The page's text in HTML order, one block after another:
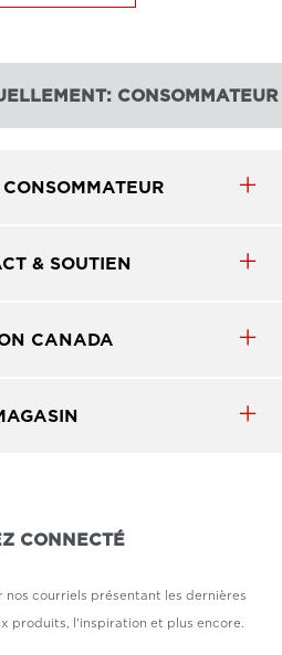
CONSOMMATEUR
& SOUTIEN
CANADA
CONNECTÉ
nos courriels présentant les dernières
produits, l'inspiration et plus encore.